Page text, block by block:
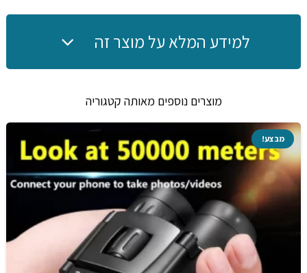
קריאה
דבר
קטן
למידע המלא על מוצר זה
מוצרים נוספים מאותה קטגוריה
מבצע!